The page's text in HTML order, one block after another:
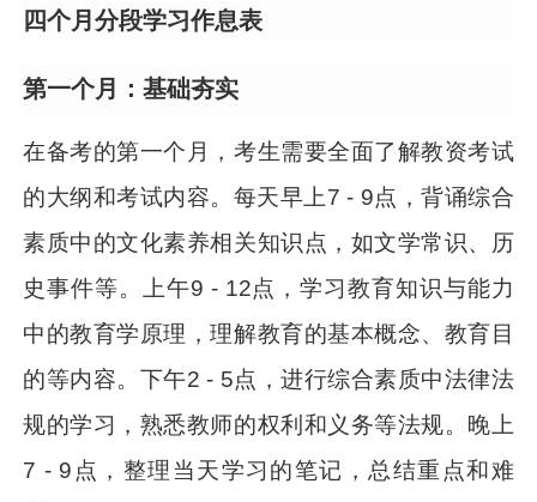
四个月分段学习作息表
第一个月：基础夯实
在备考的第一个月，考生需要全面了解教资考试
的大纲和考试内容。每天早上7 - 9点，背诵综合
素质中的文化素养相关知识点，如文学常识、历
史事件等。上午9 - 12点，学习教育知识与能力
中的教育学原理，理解教育的基本概念、教育目
的等内容。下午2 - 5点，进行综合素质中法律法
规的学习，熟悉教师的权利和义务等法规。晚上
7 - 9点，整理当天学习的笔记，总结重点和难